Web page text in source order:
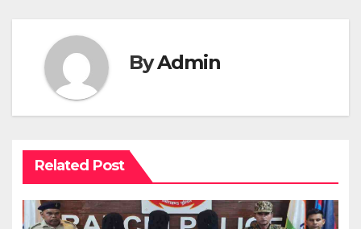
ByAdmin
Related Post